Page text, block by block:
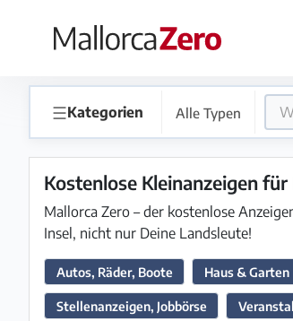
×
Anzeige
Shop
LoginRegistrieren
☰Kategorien Alle Typen
Kostenlose Kleinanzeigen
Mallorca Zero – der kostenlose
Insel, nicht nur Deine Landsleute!
Autos, Räder, Boote Haus & Garten
Stellenanzeigen, Jobbörse